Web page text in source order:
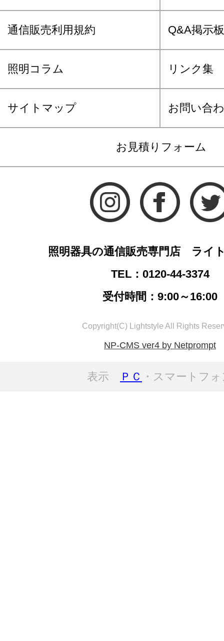
通信販売利用規約 Q&A掲示板
照明コラム リンク集
サイトマップ お問い合
お見積りフォーム
照明器具の通信販売専門店 ライ
TEL：0120-44-3374
受付時間：9:00～16:00
Copyright(C) Lightstyle All Rights
NP-CMS ver4 by Netprompt
表示 ＰＣ ・スマートフ